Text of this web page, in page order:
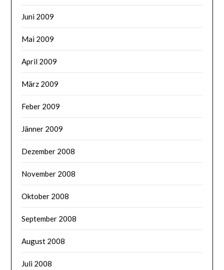
Juni 2009
Mai 2009
April 2009
März 2009
Feber 2009
Jänner 2009
Dezember 2008
November 2008
Oktober 2008
September 2008
August 2008
Juli 2008